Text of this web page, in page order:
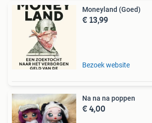
Moneyland (Goed)
€ 13,99
Bezoek website
Na na na poppen
€ 4,00